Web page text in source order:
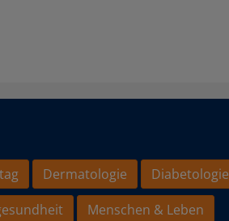
Dermatologie Diabetologie
Menschen & Leben